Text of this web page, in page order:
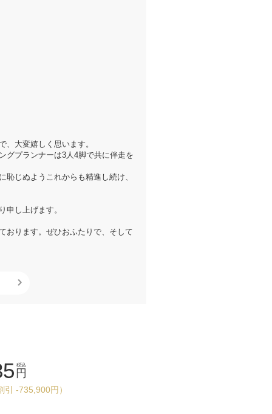
、大変嬉しく思います。
グプランナーは3人4脚で共に伴走を
じぬようこれからも精進し続け、
申し上げます。
おります。ぜひおふたりで、そして
円
税込
引 -735,900円）